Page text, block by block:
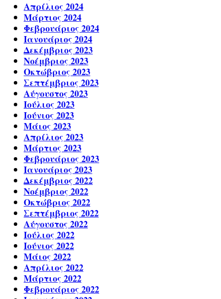
Απρίλιος 2024
Μάρτιος 2024
Φεβρουάριος 2024
Ιανουάριος 2024
Δεκέμβριος 2023
Νοέμβριος 2023
Οκτώβριος 2023
Σεπτέμβριος 2023
Αύγουστος 2023
Ιούλιος 2023
Ιούνιος 2023
Μάιος 2023
Απρίλιος 2023
Μάρτιος 2023
Φεβρουάριος 2023
Ιανουάριος 2023
Δεκέμβριος 2022
Νοέμβριος 2022
Οκτώβριος 2022
Σεπτέμβριος 2022
Αύγουστος 2022
Ιούλιος 2022
Ιούνιος 2022
Μάιος 2022
Απρίλιος 2022
Μάρτιος 2022
Φεβρουάριος 2022